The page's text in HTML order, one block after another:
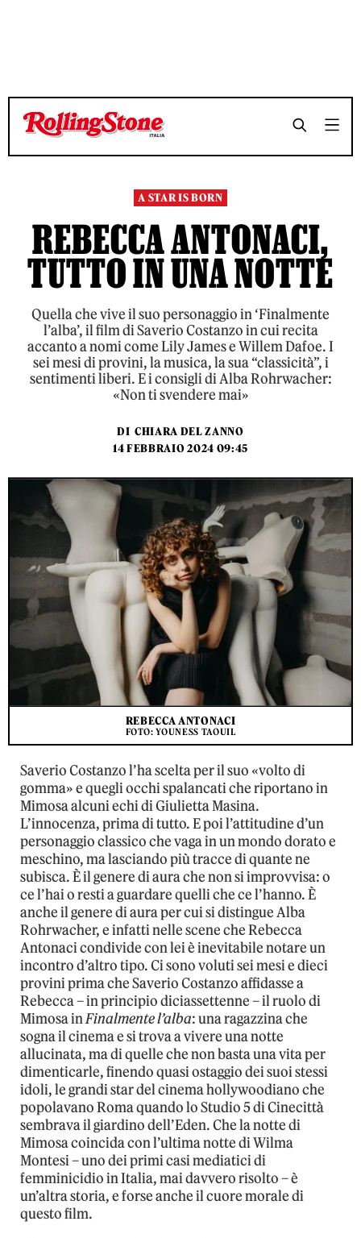
TEMPO DI LETTURA 13 MINUTI SHARE
TEMPO DI LETTURA 13 MINUTI SHARE
A STAR IS BORN
REBECCA ANTONACI,
TUTTO IN UNA NOTTE
Quella che vive il suo personaggio in ‘Finalmente
l’alba’, il film di Saverio Costanzo in cui recita
accanto a nomi come Lily James e Willem Dafoe. I
sei mesi di provini, la musica, la sua “classicità”, i
sentimenti liberi. E i consigli di Alba Rohrwacher:
«Non ti svendere mai»
DI CHIARA DEL ZANNO
14 FEBBRAIO 2024 09:45
REBECCA ANTONACI
FOTO: YOUNESS TAOUIL
Saverio Costanzo l’ha scelta per il suo «volto di
gomma» e quegli occhi spalancati che riportano in
Mimosa alcuni echi di Giulietta Masina.
L’innocenza, prima di tutto. E poi l’attitudine d’un
personaggio classico che vaga in un mondo dorato e
meschino, ma lasciando più tracce di quante ne
subisca. È il genere di aura che non si improvvisa: o
ce l’hai o resti a guardare quelli che ce l’hanno. È
anche il genere di aura per cui si distingue Alba
Rohrwacher, e infatti nelle scene che Rebecca
Antonaci condivide con lei è inevitabile notare un
incontro d’altro tipo. Ci sono voluti sei mesi e dieci
provini prima che Saverio Costanzo affidasse a
Rebecca – in principio diciassettenne – il ruolo di
Mimosa inFinalmente l’alba: una ragazzina che
sogna il cinema e si trova a vivere una notte
allucinata, ma di quelle che non basta una vita per
dimenticarle, finendo quasi ostaggio dei suoi stessi
idoli, le grandi star del cinema hollywoodiano che
popolavano Roma quando lo Studio 5 di Cinecittà
sembrava il giardino dell’Eden. Che la notte di
Mimosa coincida con l’ultima notte di Wilma
Montesi – uno dei primi casi mediatici di
femminicidio in Italia, mai davvero risolto – è
un’altra storia, e forse anche il cuore morale di
questo film.